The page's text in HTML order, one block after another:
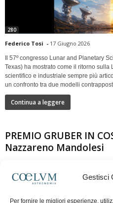
Gestisci
Per fornire le migliori esperienze,
280
Federico Tosi - 17 Giugno 2026
Il 57º congresso Lunar and Planetary
Texas) ha mostrato come il ritorno
scientifico e industriale sempre più
un confronto tra due modelli
Continua a leggere
PREMIO GRUBER IN
Nazzareno Mandolesi